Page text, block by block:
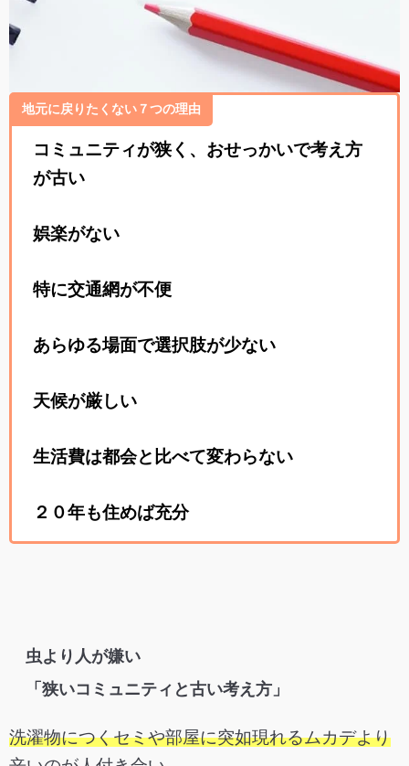
地元に戻りたくない７つの理由
コミュニティが狭く、おせっかいで考え方
が古い
娯楽がない
特に交通網が不便
あらゆる場面で選択肢が少ない
天候が厳しい
生活費は都会と比べて変わらない
２０年も住めば充分
虫より人が嫌い
「狭いコミュニティと古い考え方」
洗濯物につくセミや部屋に突如現れるムカデより